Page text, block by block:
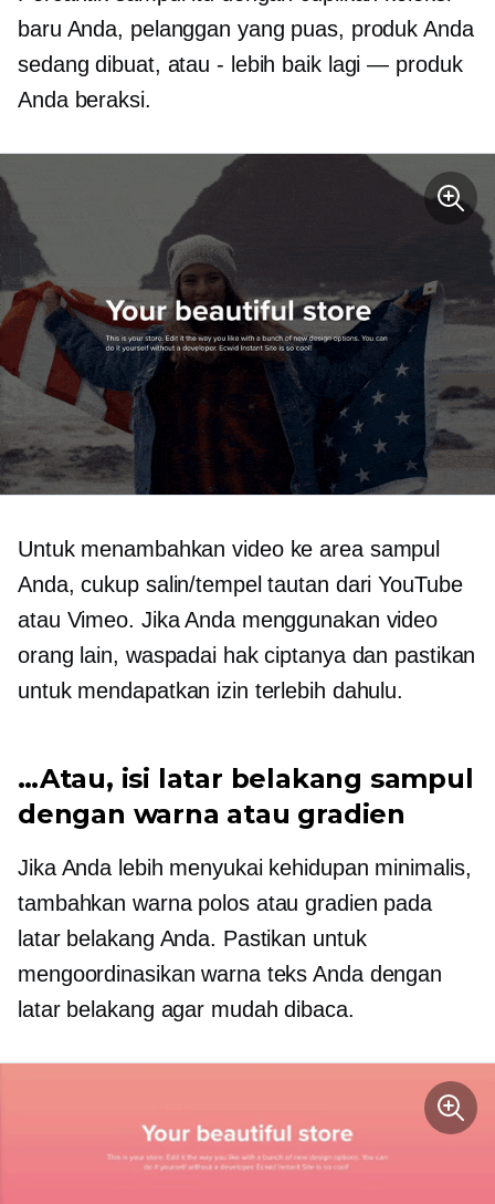
baru Anda, pelanggan yang puas, produk Anda
sedang dibuat, atau - lebih baik lagi — produk
Anda beraksi.
Untuk menambahkan video ke area sampul
Anda, cukup salin/tempel tautan dari YouTube
atau Vimeo. Jika Anda menggunakan video
orang lain, waspadai hak ciptanya dan pastikan
untuk mendapatkan izin terlebih dahulu.
…Atau, isi latar belakang sampul
dengan warna atau gradien
Jika Anda lebih menyukai kehidupan minimalis,
tambahkan warna polos atau gradien pada
latar belakang Anda. Pastikan untuk
mengoordinasikan warna teks Anda dengan
latar belakang agar mudah dibaca.